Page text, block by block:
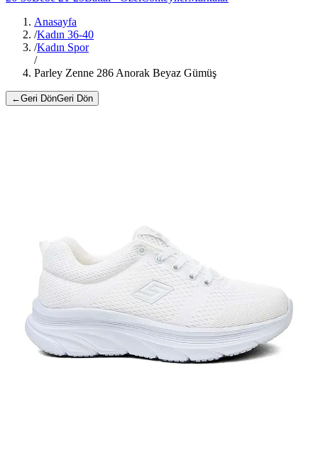
Anasayfa
/Kadın 36-40
/Kadın Spor
/
Parley Zenne 286 Anorak Beyaz Gümüş
←Geri DönGeri Dön